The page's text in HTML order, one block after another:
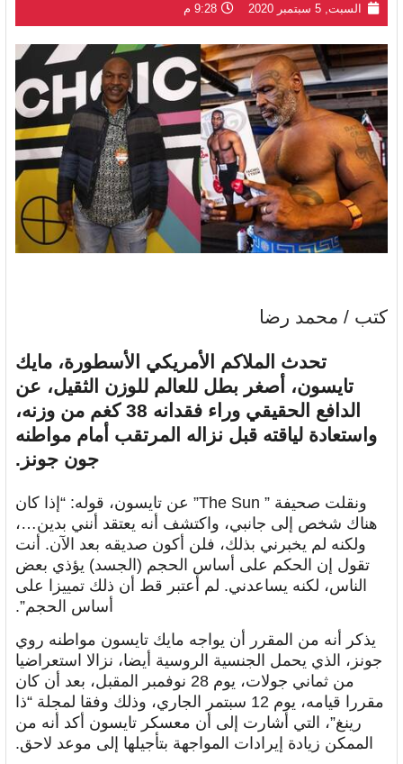
السبت, 5 سبتمبر 2020 9:28 م
كتب / محمد رضا
تحدث الملاكم الأمريكي الأسطورة، مايك
تايسون، أصغر بطل للعالم للوزن الثقيل، عن
الدافع الحقيقي وراء فقدانه 38 كغم من وزنه،
واستعادة لياقته قبل نزاله المرتقب أمام مواطنه
جون جونز.
ونقلت صحيفة ” The Sun” عن تايسون، قوله: “إذا كان
هناك شخص إلى جانبي، واكتشف أنه يعتقد أنني بدين…،
ولكنه لم يخبرني بذلك، فلن أكون صديقه بعد الآن. أنت
تقول إن الحكم على أساس الحجم (الجسد) يؤذي بعض
الناس، لكنه يساعدني. لم أعتبر قط أن ذلك تمييزا على
أساس الحجم”.
يذكر أنه من المقرر أن يواجه مايك تايسون مواطنه روي
جونز، الذي يحمل الجنسية الروسية أيضا، نزالا استعراضيا
من ثماني جولات، يوم 28 نوفمبر المقبل، بعد أن كان
مقررا قيامه، يوم 12 سبتمر الجاري، وذلك وفقا لمجلة “ذا
رينغ”، التي أشارت إلى أن معسكر تايسون أكد أنه من
الممكن زيادة إيرادات المواجهة بتأجيلها إلى موعد لاحق.